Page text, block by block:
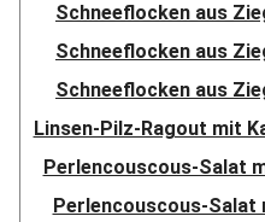
Schneeflocken aus
Schneeflocken aus
Schneeflocken aus
Linsen-Pilz-Ragout mit
Perlencouscous-Salat
Perlencouscous-Salat